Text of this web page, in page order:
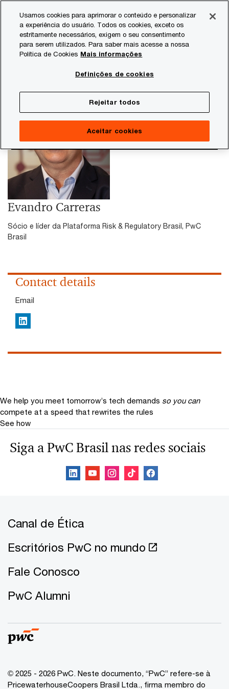
content
footer
Evandro Carreras
Evandro Carreras
Sócio e líder da Plataforma Risk & Regulatory Brasil, PwC
Brasil
Contact details
Email
LinkedIn
We help you meet tomorrow’s tech demands so you can
compete at a speed that rewrites the rules
See how
Siga a PwC Brasil nas redes sociais
Canal de Ética
Escritórios PwC no mundo
Fale Conosco
PwC Alumni
© 2025 - 2026 PwC. Neste documento, “PwC” refere-se à
PricewaterhouseCoopers Brasil Ltda., firma membro do
Usamos cookies para aprimorar o conteúdo e personalizar
a experiência do usuário. Todos os cookies, exceto os
estritamente necessários, exigem o seu consentimento
para serem utilizados. Para saber mais acesse a nossa
Política de Cookies Mais informações
Definições de cookies
Rejeitar todos
Aceitar cookies